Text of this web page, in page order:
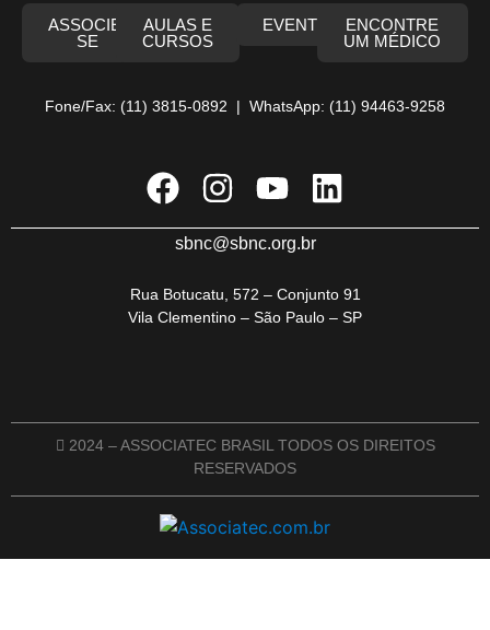
ASSOCIE-
SE
AULAS E
CURSOS
EVENTOS
ENCONTRE
UM MÉDICO
Fone/Fax: (11) 3815-0892 | WhatsApp: (11) 94463-9258
sbnc@sbnc.org.br
Rua Botucatu, 572 – Conjunto 91
Vila Clementino – São Paulo – SP
2024 – ASSOCIATEC BRASIL TODOS OS DIREITOS
RESERVADOS